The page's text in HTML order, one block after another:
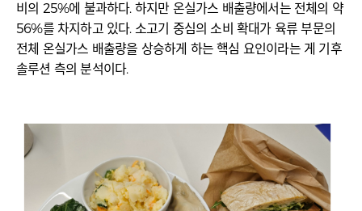
비의 25%에 불과하다. 하지만 온실가스 배출량에서는 전체의 약
56%를 차지하고 있다. 소고기 중심의 소비 확대가 육류 부문의
전체 온실가스 배출량을 상승하게 하는 핵심 요인이라는 게 기후
솔루션 측의 분석이다.